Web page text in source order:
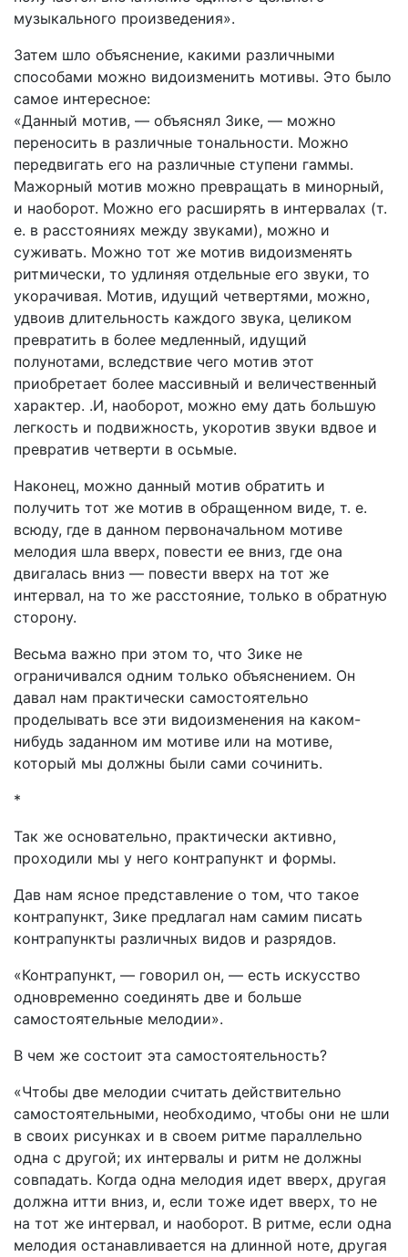
музыкального произведения».
Затем шло объяснение, какими различными
способами можно видоизменить мотивы. Это было
самое интересное:
«Данный мотив, — объяснял Зике, — можно
переносить в различные тональности. Можно
передвигать его на различные ступени гаммы.
Мажорный мотив можно превращать в минорный,
и наоборот. Можно его расширять в интервалах (т.
е. в расстояниях между звуками), можно и
суживать. Можно тот же мотив видоизменять
ритмически, то удлиняя отдельные его звуки, то
укорачивая. Мотив, идущий четвертями, можно,
удвоив длительность каждого звука, целиком
превратить в более медленный, идущий
полунотами, вследствие чего мотив этот
приобретает более массивный и величественный
характер. .И, наоборот, можно ему дать большую
легкость и подвижность, укоротив звуки вдвое и
превратив четверти в осьмые.
Наконец, можно данный мотив обратить и
получить тот же мотив в обращенном виде, т. е.
всюду, где в данном первоначальном мотиве
мелодия шла вверх, повести ее вниз, где она
двигалась вниз — повести вверх на тот же
интервал, на то же расстояние, только в обратную
сторону.
Весьма важно при этом то, что Зике не
ограничивался одним только объяснением. Он
давал нам практически самостоятельно
проделывать все эти видоизменения на каком-
нибудь заданном им мотиве или на мотиве,
который мы должны были сами сочинить.
*
Так же основательно, практически активно,
проходили мы у него контрапункт и формы.
Дав нам ясное представление о том, что такое
контрапункт, Зике предлагал нам самим писать
контрапункты различных видов и разрядов.
«Контрапункт, — говорил он, — есть искусство
одновременно соединять две и больше
самостоятельные мелодии».
В чем же состоит эта самостоятельность?
«Чтобы две мелодии считать действительно
самостоятельными, необходимо, чтобы они не шли
в своих рисунках и в своем ритме параллельно
одна с другой; их интервалы и ритм не должны
совпадать. Когда одна мелодия идет вверх, другая
должна итти вниз, и, если тоже идет вверх, то не
на тот же интервал, и наоборот. В ритме, если одна
мелодия останавливается на длинной ноте, другая